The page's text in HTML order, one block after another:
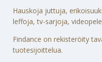
Hauskoja juttuja,
leffoja, tv-sarjoja,
Findance on rekisteröity
tuotesijoittelua.